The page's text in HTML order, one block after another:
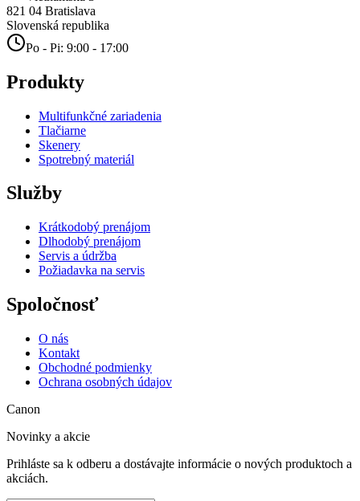
821 04 Bratislava
Slovenská republika
Po - Pi: 9:00 - 17:00
Produkty
Multifunkčné zariadenia
Tlačiarne
Skenery
Spotrebný materiál
Služby
Krátkodobý prenájom
Dlhodobý prenájom
Servis a údržba
Požiadavka na servis
Spoločnosť
O nás
Kontakt
Obchodné podmienky
Ochrana osobných údajov
Canon
Novinky a akcie
Prihláste sa k odberu a dostávajte informácie o nových produktoch a
akciách.